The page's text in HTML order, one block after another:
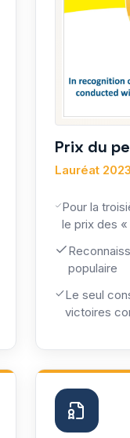
Prix du
Lauréat
Pour la
le prix des
populaire
Le seul
victoires